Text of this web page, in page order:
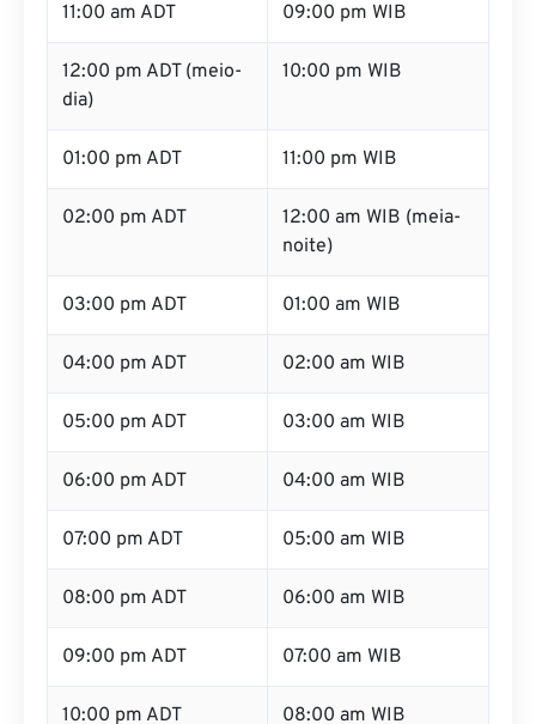
11:00 am ADT 09:00 pm WIB
12:00 pm ADT (meio-
dia)
10:00 pm WIB
01:00 pm ADT 11:00 pm WIB
02:00 pm ADT
12:00 am WIB (meia-
noite)
03:00 pm ADT 01:00 am WIB
04:00 pm ADT 02:00 am WIB
05:00 pm ADT 03:00 am WIB
06:00 pm ADT 04:00 am WIB
07:00 pm ADT 05:00 am WIB
08:00 pm ADT 06:00 am WIB
09:00 pm ADT 07:00 am WIB
10:00 pm ADT 08:00 am WIB